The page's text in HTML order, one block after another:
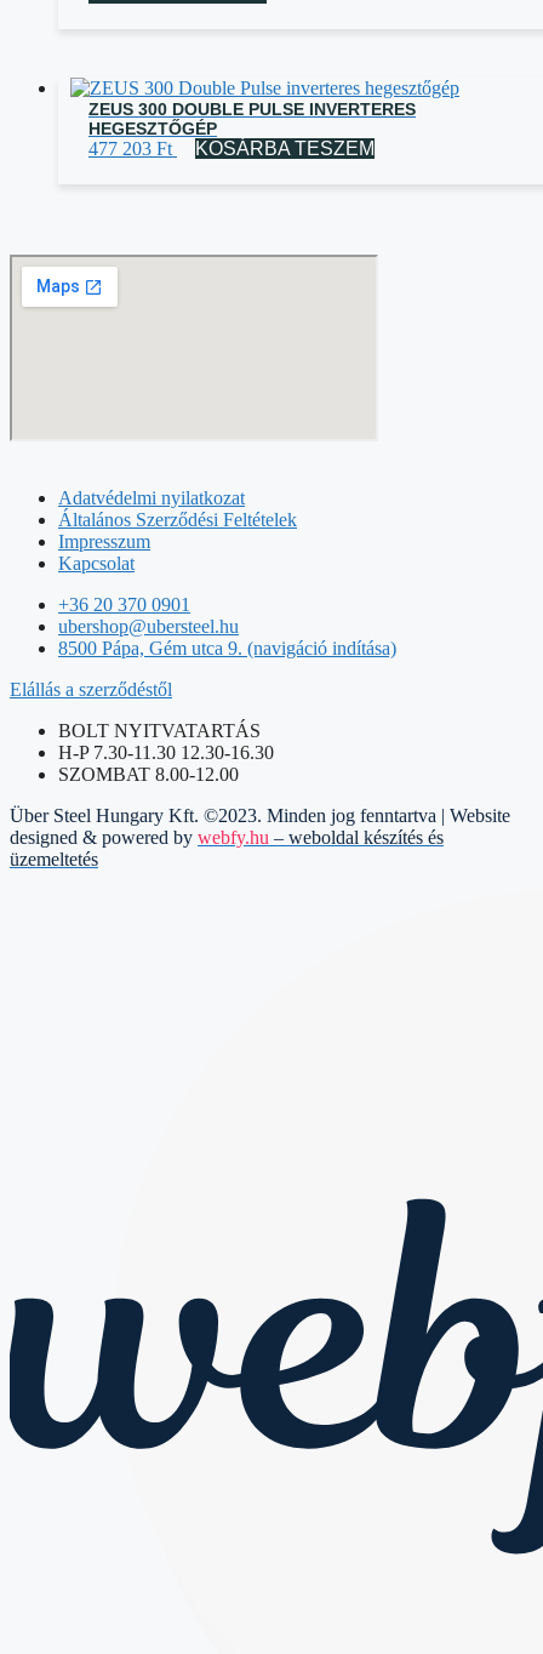
ZEUS 300 DOUBLE PULSE INVERTERES
HEGESZTŐGÉP
477 203 Ft KOSÁRBA TESZEM
Adatvédelmi nyilatkozat
Általános Szerződési Feltételek
Impresszum
Kapcsolat
+36 20 370 0901
ubershop@ubersteel.hu
8500 Pápa, Gém utca 9. (navigáció indítása)
Elállás a szerződéstől
BOLT NYITVATARTÁS
H-P 7.30-11.30 12.30-16.30
SZOMBAT 8.00-12.00
Über Steel Hungary Kft. ©2023. Minden jog fenntartva | Website
designed & powered by webfy.hu – weboldal készítés és
üzemeltetés